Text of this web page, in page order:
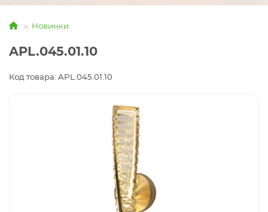
Новинки
APL.045.01.10
Код товара: APL.045.01.10